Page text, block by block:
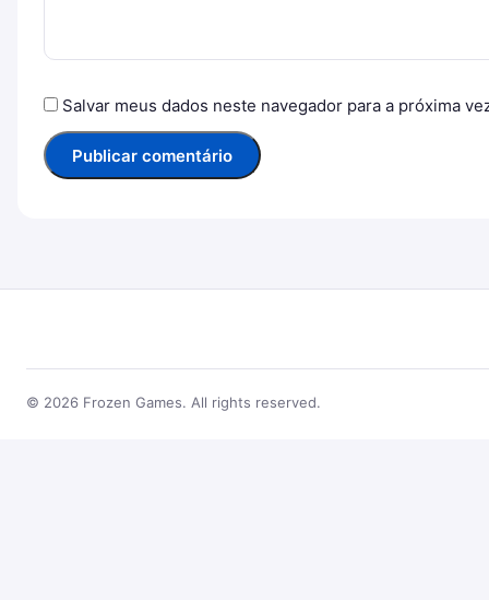
Salvar meus dados neste navegador para a próxima
© 2026 Frozen Games. All rights reserved.